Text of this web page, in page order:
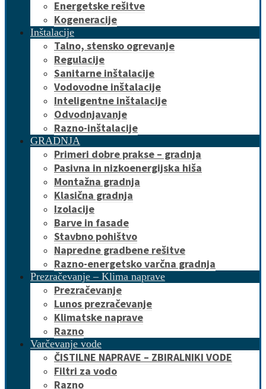
Energetske rešitve
Kogeneracije
Inštalacije
Talno, stensko ogrevanje
Regulacije
Sanitarne inštalacije
Vodovodne inštalacije
Inteligentne inštalacije
Odvodnjavanje
Razno-inštalacije
GRADNJA
Primeri dobre prakse – gradnja
Pasivna in nizkoenergijska hiša
Montažna gradnja
Klasična gradnja
Izolacije
Barve in fasade
Stavbno pohištvo
Napredne gradbene rešitve
Razno-energetsko varčna gradnja
Prezračevanje – Klima naprave
Prezračevanje
Lunos prezračevanje
Klimatske naprave
Razno
Varčevanje vode
ČISTILNE NAPRAVE – ZBIRALNIKI VODE
Filtri za vodo
Razno